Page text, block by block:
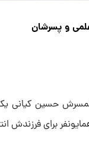
و پسرشان
حسین کیانی
برای فرزندش